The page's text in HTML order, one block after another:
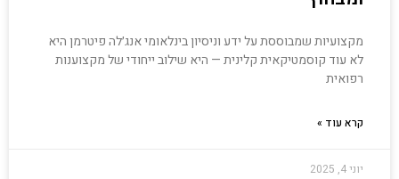
מקצועיות שמבוססת על ידע וניסיון בינלאומי אנג׳לה פיטרמן היא
לא עוד קוסמטיקאית קלינית — היא שילוב ייחודי של מקצוענות
רפואית
קרא עוד »
יוני 4, 2025